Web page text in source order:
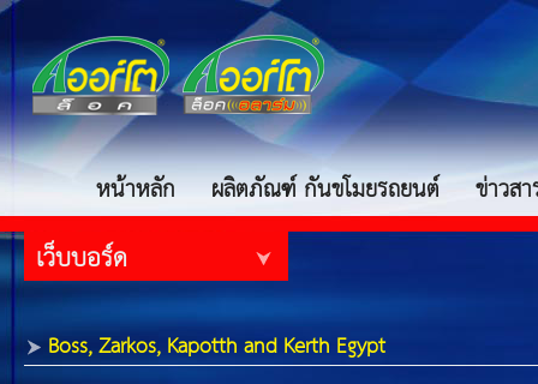
หน้าหลัก ผลิตภัณฑ์ กันขโมยรถยนต์ ข่าวส
เว็บบอร์ด
Boss, Zarkos, Kapotth and Kerth Egypt